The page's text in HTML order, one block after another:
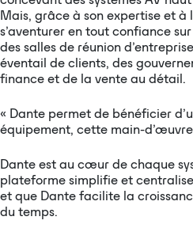
Mais, grâce à son expertise et à
s’aventurer en tout confiance
des salles de réunion
éventail de clients, des
finance et de la vente au détail.
« Dante permet de bénéficier
équipement, cette main-
Dante est au cœur de chaque
plateforme simplifie et
et que Dante facilite la
du temps.